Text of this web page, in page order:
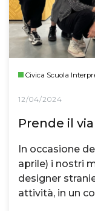
Civica Scuola
12/04/2024
Prende il
In occasione
aprile) i nostri
designer
attività, in un